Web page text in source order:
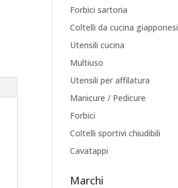
Forbici sartoria
Coltelli da cucina giapponesi
Utensili cucina
Multiuso
Utensili per affilatura
Manicure / Pedicure
Forbici
Coltelli sportivi chiudibili
Cavatappi
Marchi